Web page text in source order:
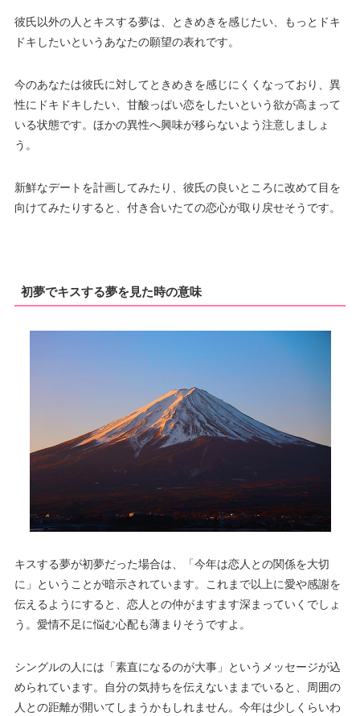
彼氏以外の人とキスする夢は、ときめきを感じたい、もっとドキ
ドキしたいというあなたの願望の表れです。
今のあなたは彼氏に対してときめきを感じにくくなっており、異
性にドキドキしたい、甘酸っぱい恋をしたいという欲が高まって
いる状態です。ほかの異性へ興味が移らないよう注意しましょ
う。
新鮮なデートを計画してみたり、彼氏の良いところに改めて目を
向けてみたりすると、付き合いたての恋心が取り戻せそうです。
初夢でキスする夢を見た時の意味
キスする夢が初夢だった場合は、「今年は恋人との関係を大切
に」ということが暗示されています。これまで以上に愛や感謝を
伝えるようにすると、恋人との仲がますます深まっていくでしょ
う。愛情不足に悩む心配も薄まりそうですよ。
シングルの人には「素直になるのが大事」というメッセージが込
められています。自分の気持ちを伝えないままでいると、周囲の
人との距離が開いてしまうかもしれません。今年は少しくらいわ